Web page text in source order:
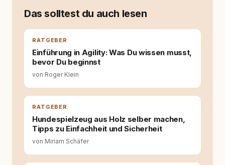
moderner Hundeerziehung
entsteht echte Bindung dort, wo Verständnis
Wissen ersetzt – nicht umgekehrt. Aus dieser
Entwicklung entstand rundum.dog – ein
Wissens- und Serviceportal für
Hundehalter:innen in Deutschland, Österreich
und der Schweiz. Meine Überzeugung:
Tierschutz beginnt mit Wissen. Wer seinen
Hund versteht, trifft bessere Entscheidungen –
für ein Zusammenleben, das beiden guttut.
Das solltest du auch lesen
RATGEBER
Einführung in Agility: Was Du wissen musst,
bevor Du beginnst
von Roger Klein
RATGEBER
Hundespielzeug aus Holz selber machen,
Tipps zu Einfachheit und Sicherheit
von Miriam Schäfer